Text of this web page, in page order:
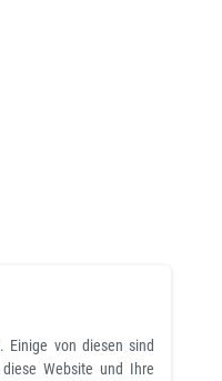
Einige von diesen sind
Website und Ihre